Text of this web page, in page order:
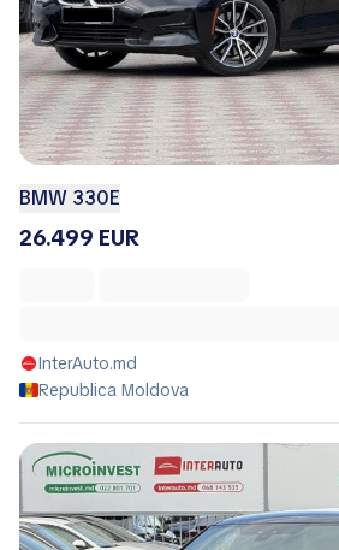
BMW 330E
26.499 EUR
InterAuto.md
Republica Moldova